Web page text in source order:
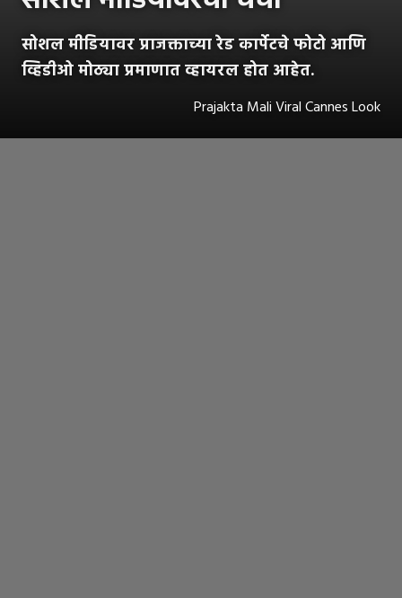
सोशल मीडियावर प्राजक्ताच्या रेड कार्पेटचे फोटो आणि
व्हिडीओ मोठ्या प्रमाणात व्हायरल होत आहेत.
Prajakta Mali Viral Cannes Look